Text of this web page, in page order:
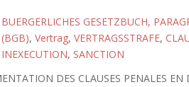
BUERGERLICHES GESETZBUCH,
(BGB), Vertrag, VERTRAGSSTRAFE,
INEXECUTION, SANCTION
DES CLAUSES PENALES